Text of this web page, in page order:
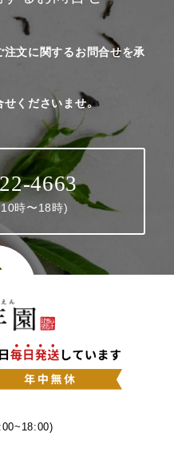
注文に関するお問合せを承
せくださいませ。
4663
時〜18時)